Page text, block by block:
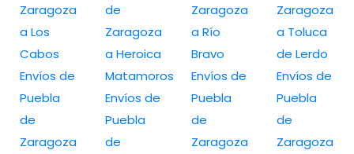
Zaragoza
a Los
Cabos
Envíos de
Puebla
de
Zaragoza
de
Zaragoza
a Heroica
Matamoros
Envíos de
Puebla
de
Zaragoza
a Río
Bravo
Envíos de
Puebla
de
Zaragoza
Zaragoza
a Toluca
de Lerdo
Envíos de
Puebla
de
Zaragoza